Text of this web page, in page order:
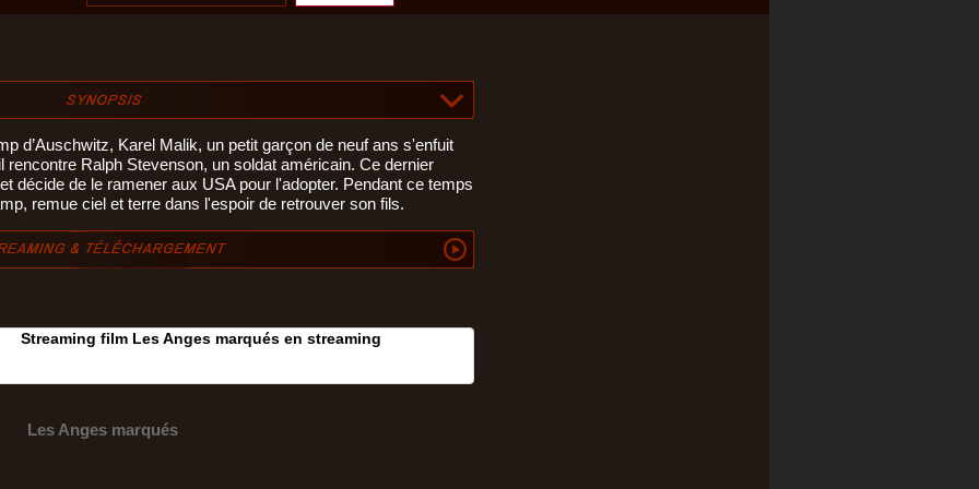
d’Auschwitz, Karel Malik, un petit garçon de neuf ans s'enfuit
rencontre Ralph Stevenson, un soldat américain. Ce dernier
décide de le ramener aux USA pour l'adopter. Pendant ce temps
remue ciel et terre dans l'espoir de retrouver son fils.
Streaming film Les Anges marqués en streaming
Les Anges marqués